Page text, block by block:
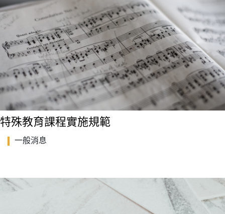
特殊教育課程實施規範
一般消息